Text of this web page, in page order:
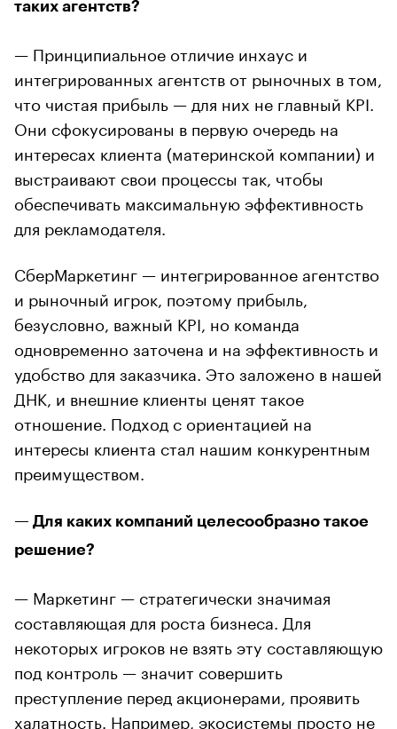
таких агентств?
— Принципиальное отличие инхаус и
интегрированных агентств от рыночных в том,
что чистая прибыль — для них не главный KPI.
Они сфокусированы в первую очередь на
интересах клиента (материнской компании) и
выстраивают свои процессы так, чтобы
обеспечивать максимальную эффективность
для рекламодателя.
СберМаркетинг — интегрированное агентство
и рыночный игрок, поэтому прибыль,
безусловно, важный KPI, но команда
одновременно заточена и на эффективность и
удобство для заказчика. Это заложено в нашей
ДНК, и внешние клиенты ценят такое
отношение. Подход с ориентацией на
интересы клиента стал нашим конкурентным
преимуществом.
— Для каких компаний целесообразно такое
решение?
— Маркетинг — стратегически значимая
составляющая для роста бизнеса. Для
некоторых игроков не взять эту составляющую
под контроль — значит совершить
преступление перед акционерами, проявить
халатность. Например, экосистемы просто не